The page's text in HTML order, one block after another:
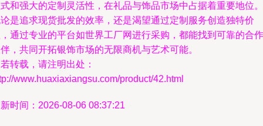
和强大的定制灵活性，在礼品与饰品市场中占据着重要地位。
是追求现货批发的效率，还是渴望通过定制服务创造独特价
通过专业的平台如世界工厂网进行采购，都能找到可靠的合作
，共同开拓银饰市场的无限商机与艺术可能。
转载，请注明出处：
www.huaxiaxiangsu.com/product/42.html
时间：2026-08-06 08:37:21